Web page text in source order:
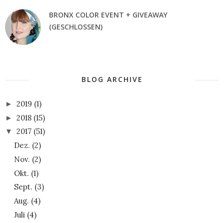
BRONX COLOR EVENT + GIVEAWAY
(GESCHLOSSEN)
BLOG ARCHIVE
► 2019 (1)
► 2018 (15)
▼ 2017 (51)
Dez. (2)
Nov. (2)
Okt. (1)
Sept. (3)
Aug. (4)
Juli (4)